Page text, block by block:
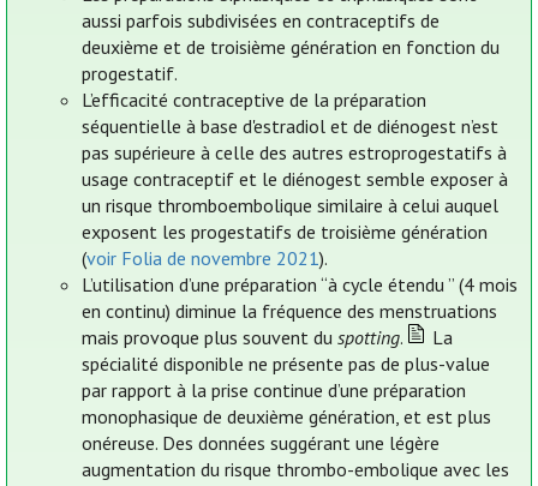
aussi parfois subdivisées en contraceptifs de
deuxième et de troisième génération en fonction du
progestatif.
L’efficacité contraceptive de la préparation
séquentielle à base d'estradiol et de diénogest n’est
pas supérieure à celle des autres estroprogestatifs à
usage contraceptif et le diénogest semble exposer à
un risque thromboembolique similaire à celui auquel
exposent les progestatifs de troisième génération
(voir Folia de novembre 2021).
L’utilisation d’une préparation “à cycle étendu ” (4 mois
en continu) diminue la fréquence des menstruations
mais provoque plus souvent duspotting.
La
spécialité disponible ne présente pas de plus-value
par rapport à la prise continue d’une préparation
monophasique de deuxième génération, et est plus
onéreuse. Des données suggérant une légère
augmentation du risque thrombo-embolique avec les